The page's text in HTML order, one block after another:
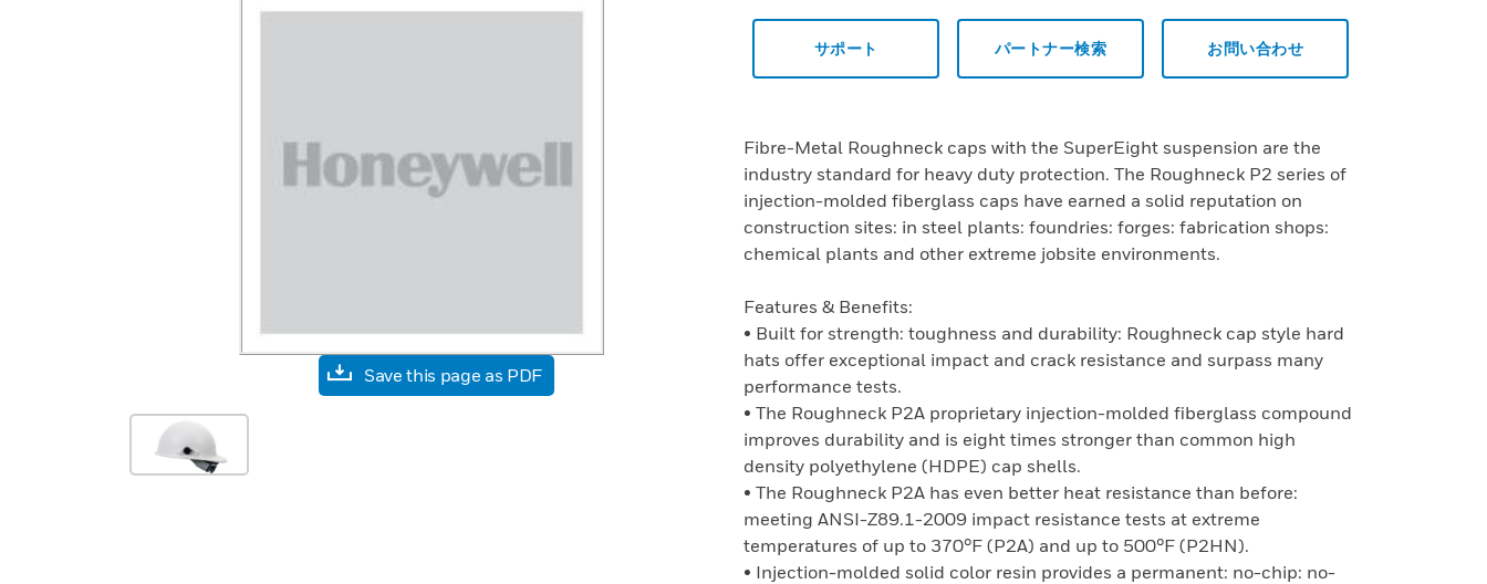
Save this page as PDF
サポート パートナー検索 お問い合わせ
Fibre-Metal Roughneck caps with the SuperEight suspension are the
industry standard for heavy duty protection. The Roughneck P2 series of
injection-molded fiberglass caps have earned a solid reputation on
construction sites: in steel plants: foundries: forges: fabrication shops:
chemical plants and other extreme jobsite environments.
Features & Benefits:
• Built for strength: toughness and durability: Roughneck cap style hard
hats offer exceptional impact and crack resistance and surpass many
performance tests.
• The Roughneck P2A proprietary injection-molded fiberglass compound
improves durability and is eight times stronger than common high
density polyethylene (HDPE) cap shells.
• The Roughneck P2A has even better heat resistance than before:
meeting ANSI-Z89.1-2009 impact resistance tests at extreme
temperatures of up to 370°F (P2A) and up to 500°F (P2HN).
• Injection-molded solid color resin provides a permanent: no-chip: no-